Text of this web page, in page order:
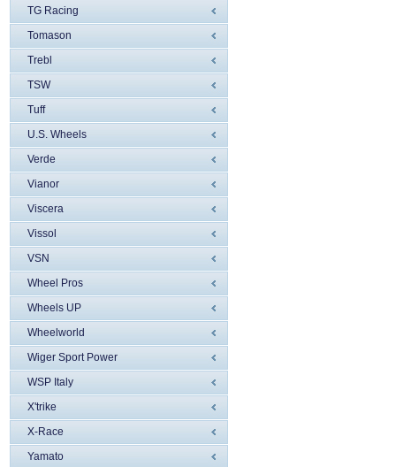
TG Racing
Tomason
Trebl
TSW
Tuff
U.S. Wheels
Verde
Vianor
Viscera
Vissol
VSN
Wheel Pros
Wheels UP
Wheelworld
Wiger Sport Power
WSP Italy
X'trike
X-Race
Yamato